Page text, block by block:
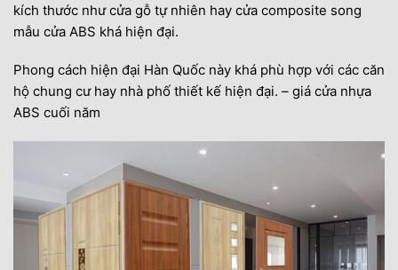
kích thước như cửa gỗ tự nhiên hay cửa composite song
mẫu cửa ABS khá hiện đại.
Phong cách hiện đại Hàn Quốc này khá phù hợp với các căn
hộ chung cư hay nhà phố thiết kế hiện đại. – giá cửa nhựa
ABS cuối năm